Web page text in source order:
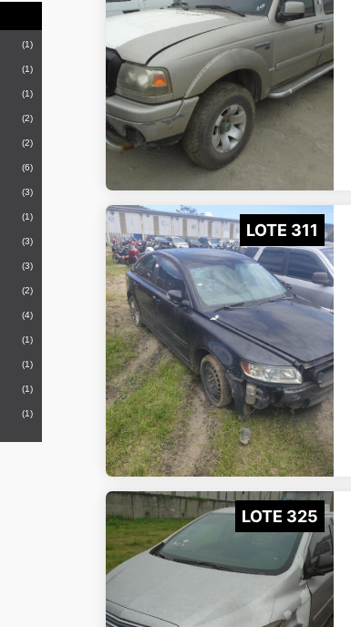
(1)
(1)
(1)
(2)
(2)
(6)
(3)
(1)
(3)
(3)
(2)
(4)
(1)
(1)
(1)
(1)
LOTE 311
LOTE 325